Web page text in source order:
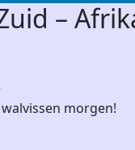
–
morgen!